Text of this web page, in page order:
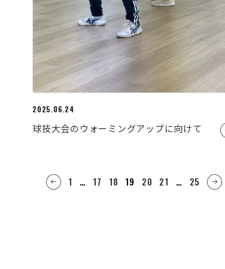
2025.06.24
球技大会のウォーミングアップに向けて
1 … 17 18 19 20 21 … 25